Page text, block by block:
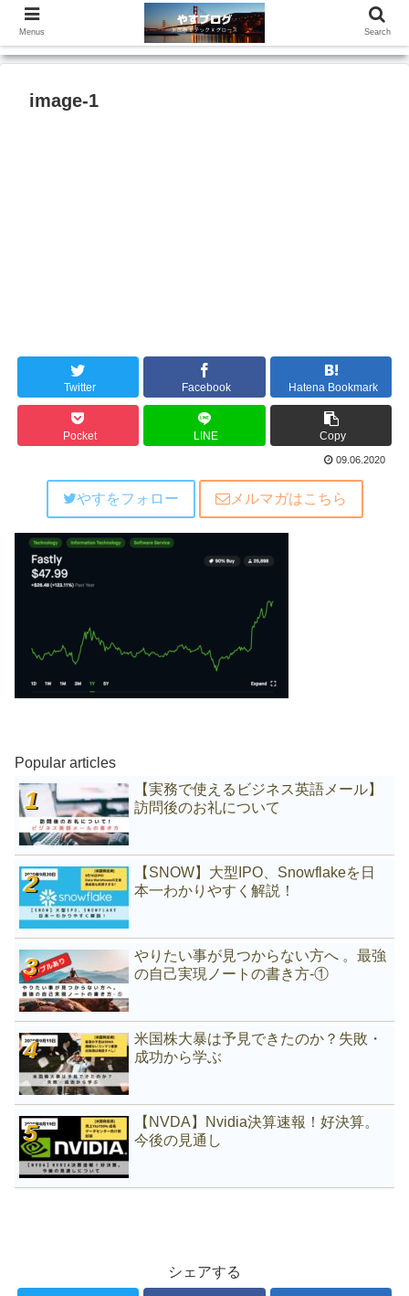
image-1
Twitter Facebook Hatena Bookmark
Pocket LINE Copy
09.06.2020
やすをフォロー メルマガはこちら
Popular articles
【実務で使えるビジネス英語メール】
訪問後のお礼について
【SNOW】大型IPO、Snowflakeを日
本一わかりやすく解説！
やりたい事が見つからない方へ 。最強
の自己実現ノートの書き方-①
米国株大暴は予見できたのか？失敗・
成功から学ぶ
【NVDA】Nvidia決算速報！好決算。
今後の見通し
シェアする
Menus Search